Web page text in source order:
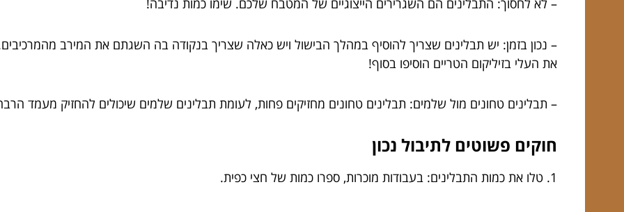
– לא לחסוך: התבלינים הם השגרירים הייצוגיים של המטבח שלכם. שימו כמות נדיבה!
– נכון בזמן: יש תבלינים שצריך להוסיף במהלך הבישול ויש כאלה שצריך בנקודה בה השגתם את המירב
את העלי בזיליקום הטריים הוסיפו בסוף!
– תבלינים טחונים מול שלמים: תבלינים טחונים מחזיקים פחות, לעומת תבלינים שלמים שיכולים להחזיק מעמד
חוקים פשוטים לתיבול נכון
1. טלו את כמות התבלינים: בעבודות מוכרות, ספרו כמות של חצי כפית.